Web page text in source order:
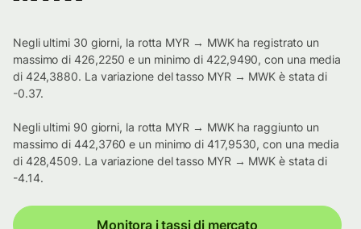
Negli ultimi 30 giorni, la rotta MYR → MWK ha registrato un
massimo di 426,2250 e un minimo di 422,9490, con una media
di 424,3880. La variazione del tasso MYR → MWK è stata di
-0.37.
Negli ultimi 90 giorni, la rotta MYR → MWK ha raggiunto un
massimo di 442,3760 e un minimo di 417,9530, con una media
di 428,4509. La variazione del tasso MYR → MWK è stata di
-4.14.
Monitora i tassi di mercato